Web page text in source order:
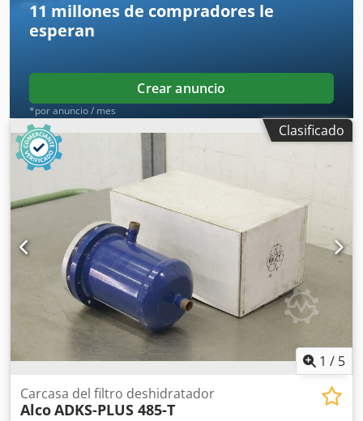
11 millones de compradores le
esperan
Crear anuncio
*por anuncio / mes
Clasificado
1 / 5
Carcasa del filtro deshidratador
AlcoADKS-PLUS 485-T